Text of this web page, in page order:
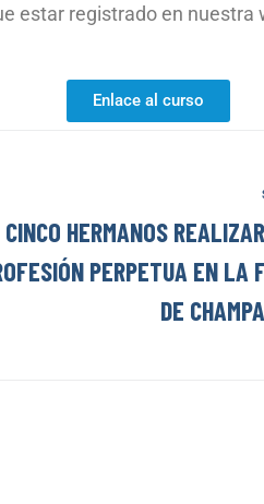
estar registrado en nuestra
Enlace al curso
CINCO HERMANOS
PERPETUA EN LA
DE